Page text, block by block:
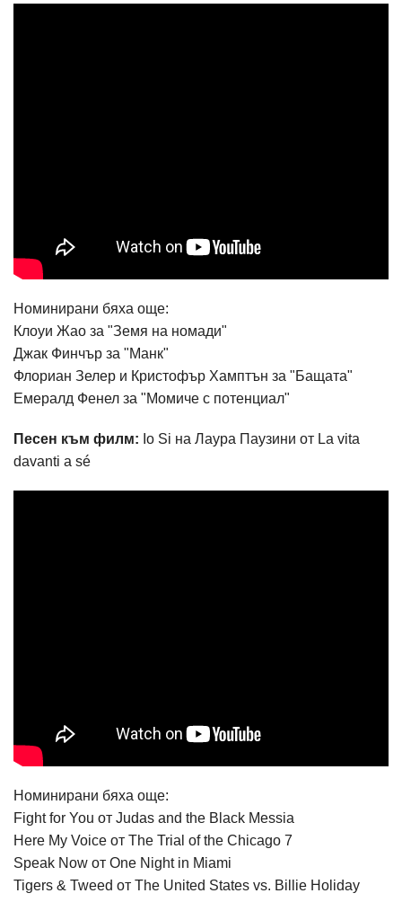
Номинирани бяха още:
Клоуи Жао за "Земя на номади"
Джак Финчър за "Манк"
Флориан Зелер и Кристофър Хамптън за "Бащата"
Емералд Фенел за "Момиче с потенциал"
Песен към филм: Io Si на Лаура Паузини от La vita
davanti a sé
Номинирани бяха още:
Fight for You от Judas and the Black Messia
Here My Voice от The Trial of the Chicago 7
Speak Now от One Night in Miami
Tigers & Tweed от The United States vs. Billie Holiday